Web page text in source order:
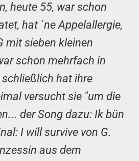
heute 55, war schon
hat `ne Appelallergie,
mit sieben kleinen
schon mehrfach in
schließlich hat ihre
versucht sie "um die
der Song dazu: Ik bün
I will survive von G.
aus dem